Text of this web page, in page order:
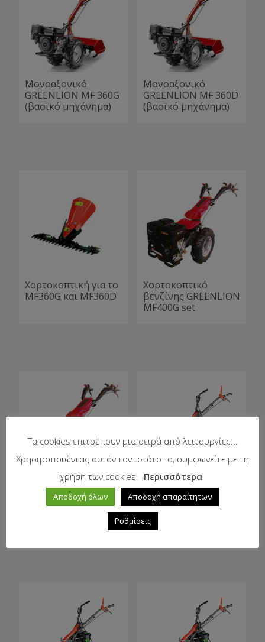
Μονοαξονικό
GREENLION MF 360G
(βασικό μηχάνημα)
Μονοαξονικό
GREENLION ΜF 360D
(βασικό μηχάνημα)
Χορτοκοπτική για το
MF360G και MF360D
Χορτοκοπτικό
βενζίνης GREENLION
MF400G set
Χορτοκοπτικό
πετρελαίου
GREENLION MF400D
Μονοαξονικό
EUROSYSTEMS P 55
RATO (βασικό
μηχάνημα)
Τα cookies επιτρέπουν μια σειρά από λειτουργίες...
Χρησιμοποιώντας αυτόν τον ιστότοπο, συμφωνείτε με τη
χρήση των cookies.
Περισσότερα
Αποδοχή όλων Αποδοχή απαραίτητων
Ρυθμίσεις